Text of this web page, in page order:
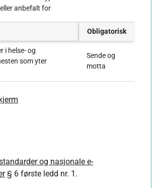
anbefalt for
Obligatorisk
i helse- og
som yter
Sende og
motta
og nasjonale e-
§ 6 første ledd nr. 1.